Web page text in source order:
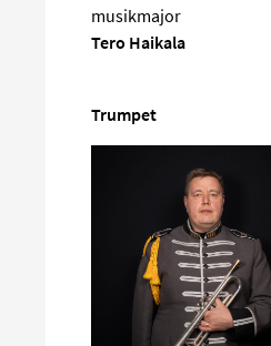
musikmajor
Tero Haikala
Trumpet